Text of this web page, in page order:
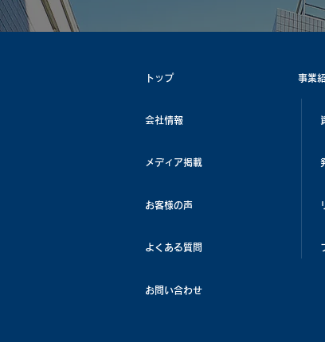
トップ
会社情報
メディア掲載
事業
お客様の声
よくある質問
お問い合わせ